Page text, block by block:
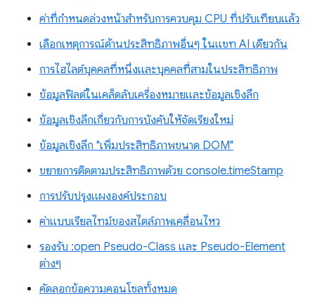
ค่าที่กำหนดล่วงหน้าสำหรับการควบคุม CPU ที่ปรับเทียบแล้ว
เลือกเหตุการณ์ด้านประสิทธิภาพอื่นๆ ในแชท AI เดียวกัน
การไฮไลต์บุคคลที่หนึ่งและบุคคลที่สามในประสิทธิภาพ
ข้อมูลฟิลด์ในเคล็ดลับเครื่องหมายและข้อมูลเชิงลึก
ข้อมูลเชิงลึกเกี่ยวกับการบังคับให้จัดเรียงใหม่
ข้อมูลเชิงลึก "เพิ่มประสิทธิภาพขนาด DOM"
ขยายการติดตามประสิทธิภาพด้วย console.timeStamp
การปรับปรุงแผงองค์ประกอบ
ค่าแบบเรียลไทม์ของสไตล์ภาพเคลื่อนไหว
รองรับ :open Pseudo-Class และ Pseudo-Element
ต่างๆ
คัดลอกข้อความคอนโซลทั้งหมด